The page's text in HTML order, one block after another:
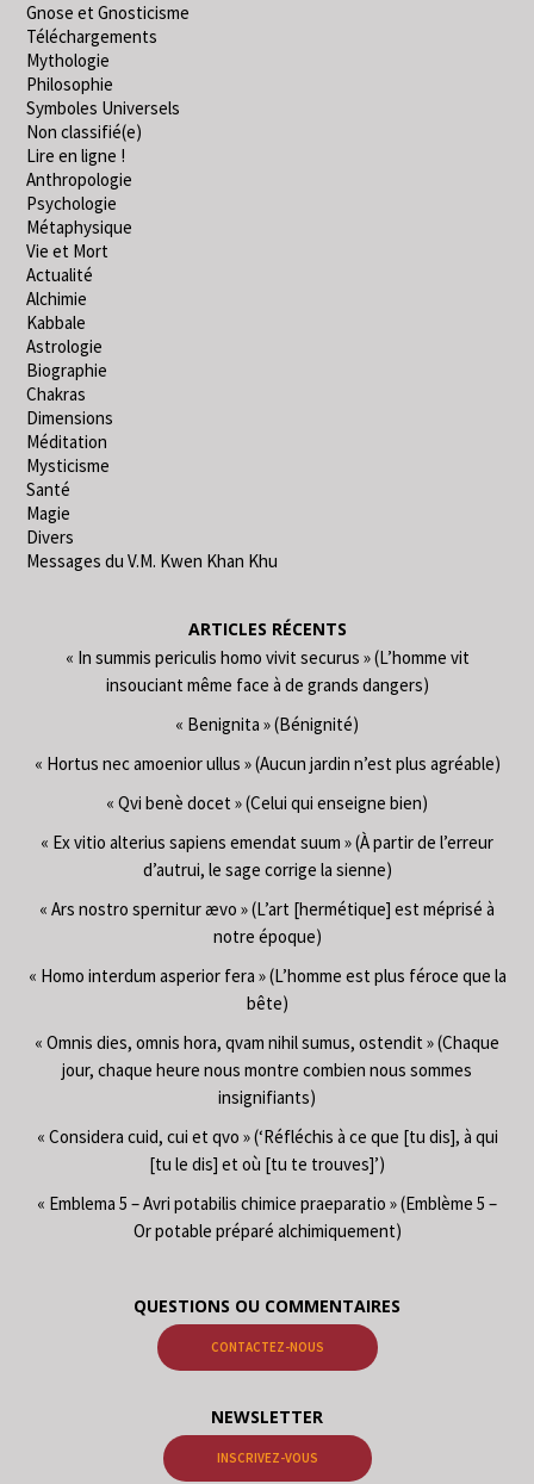
Gnose et Gnosticisme
Téléchargements
Mythologie
Philosophie
Symboles Universels
Non classifié(e)
Lire en ligne !
Anthropologie
Psychologie
Métaphysique
Vie et Mort
Actualité
Alchimie
Kabbale
Astrologie
Biographie
Chakras
Dimensions
Méditation
Mysticisme
Santé
Magie
Divers
Messages du V.M. Kwen Khan Khu
ARTICLES RÉCENTS
« In summis periculis homo vivit securus » (L’homme vit
insouciant même face à de grands dangers)
« Benignita » (Bénignité)
« Hortus nec amoenior ullus » (Aucun jardin n’est plus agréable)
« Qvi benè docet » (Celui qui enseigne bien)
« Ex vitio alterius sapiens emendat suum » (À partir de l’erreur
d’autrui, le sage corrige la sienne)
« Ars nostro spernitur ævo » (L’art [hermétique] est méprisé à
notre époque)
« Homo interdum asperior fera » (L’homme est plus féroce que la
bête)
« Omnis dies, omnis hora, qvam nihil sumus, ostendit » (Chaque
jour, chaque heure nous montre combien nous sommes
insignifiants)
« Considera cuid, cui et qvo » (‘Réfléchis à ce que [tu dis], à qui
[tu le dis] et où [tu te trouves]’)
« Emblema 5 – Avri potabilis chimice praeparatio » (Emblème 5 –
Or potable préparé alchimiquement)
QUESTIONS OU COMMENTAIRES
CONTACTEZ-NOUS
NEWSLETTER
INSCRIVEZ-VOUS